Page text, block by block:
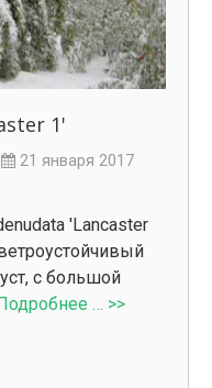
1'
21 января 2017
'Lancaster
с большой
… >>